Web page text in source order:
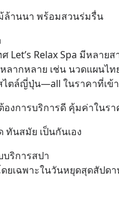
ล้านนา พร้อมสวนร่มรื่น
Let’s Relax Spa มีหลาย
ลากหลาย เช่น นวดแผนไท
ไตล์ญี่ปุ่น—all ในราคาที่เข้
องการบริการดี คุ้มค่าในรา
ทันสมัย เป็นกันเอง
บริการสปา
ยเฉพาะในวันหยุดสุดสัปด